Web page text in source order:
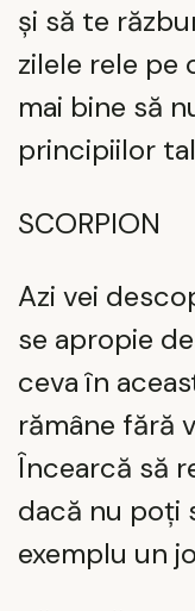
și să te
zilele rele pe
mai bine să
principiilor
SCORPION
Azi vei
se apropie
ceva în
rămâne fără
Încearcă să
dacă nu poți
exemplu un